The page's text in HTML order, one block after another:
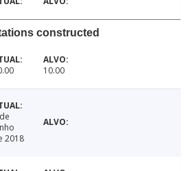
constructed
10.00
2018